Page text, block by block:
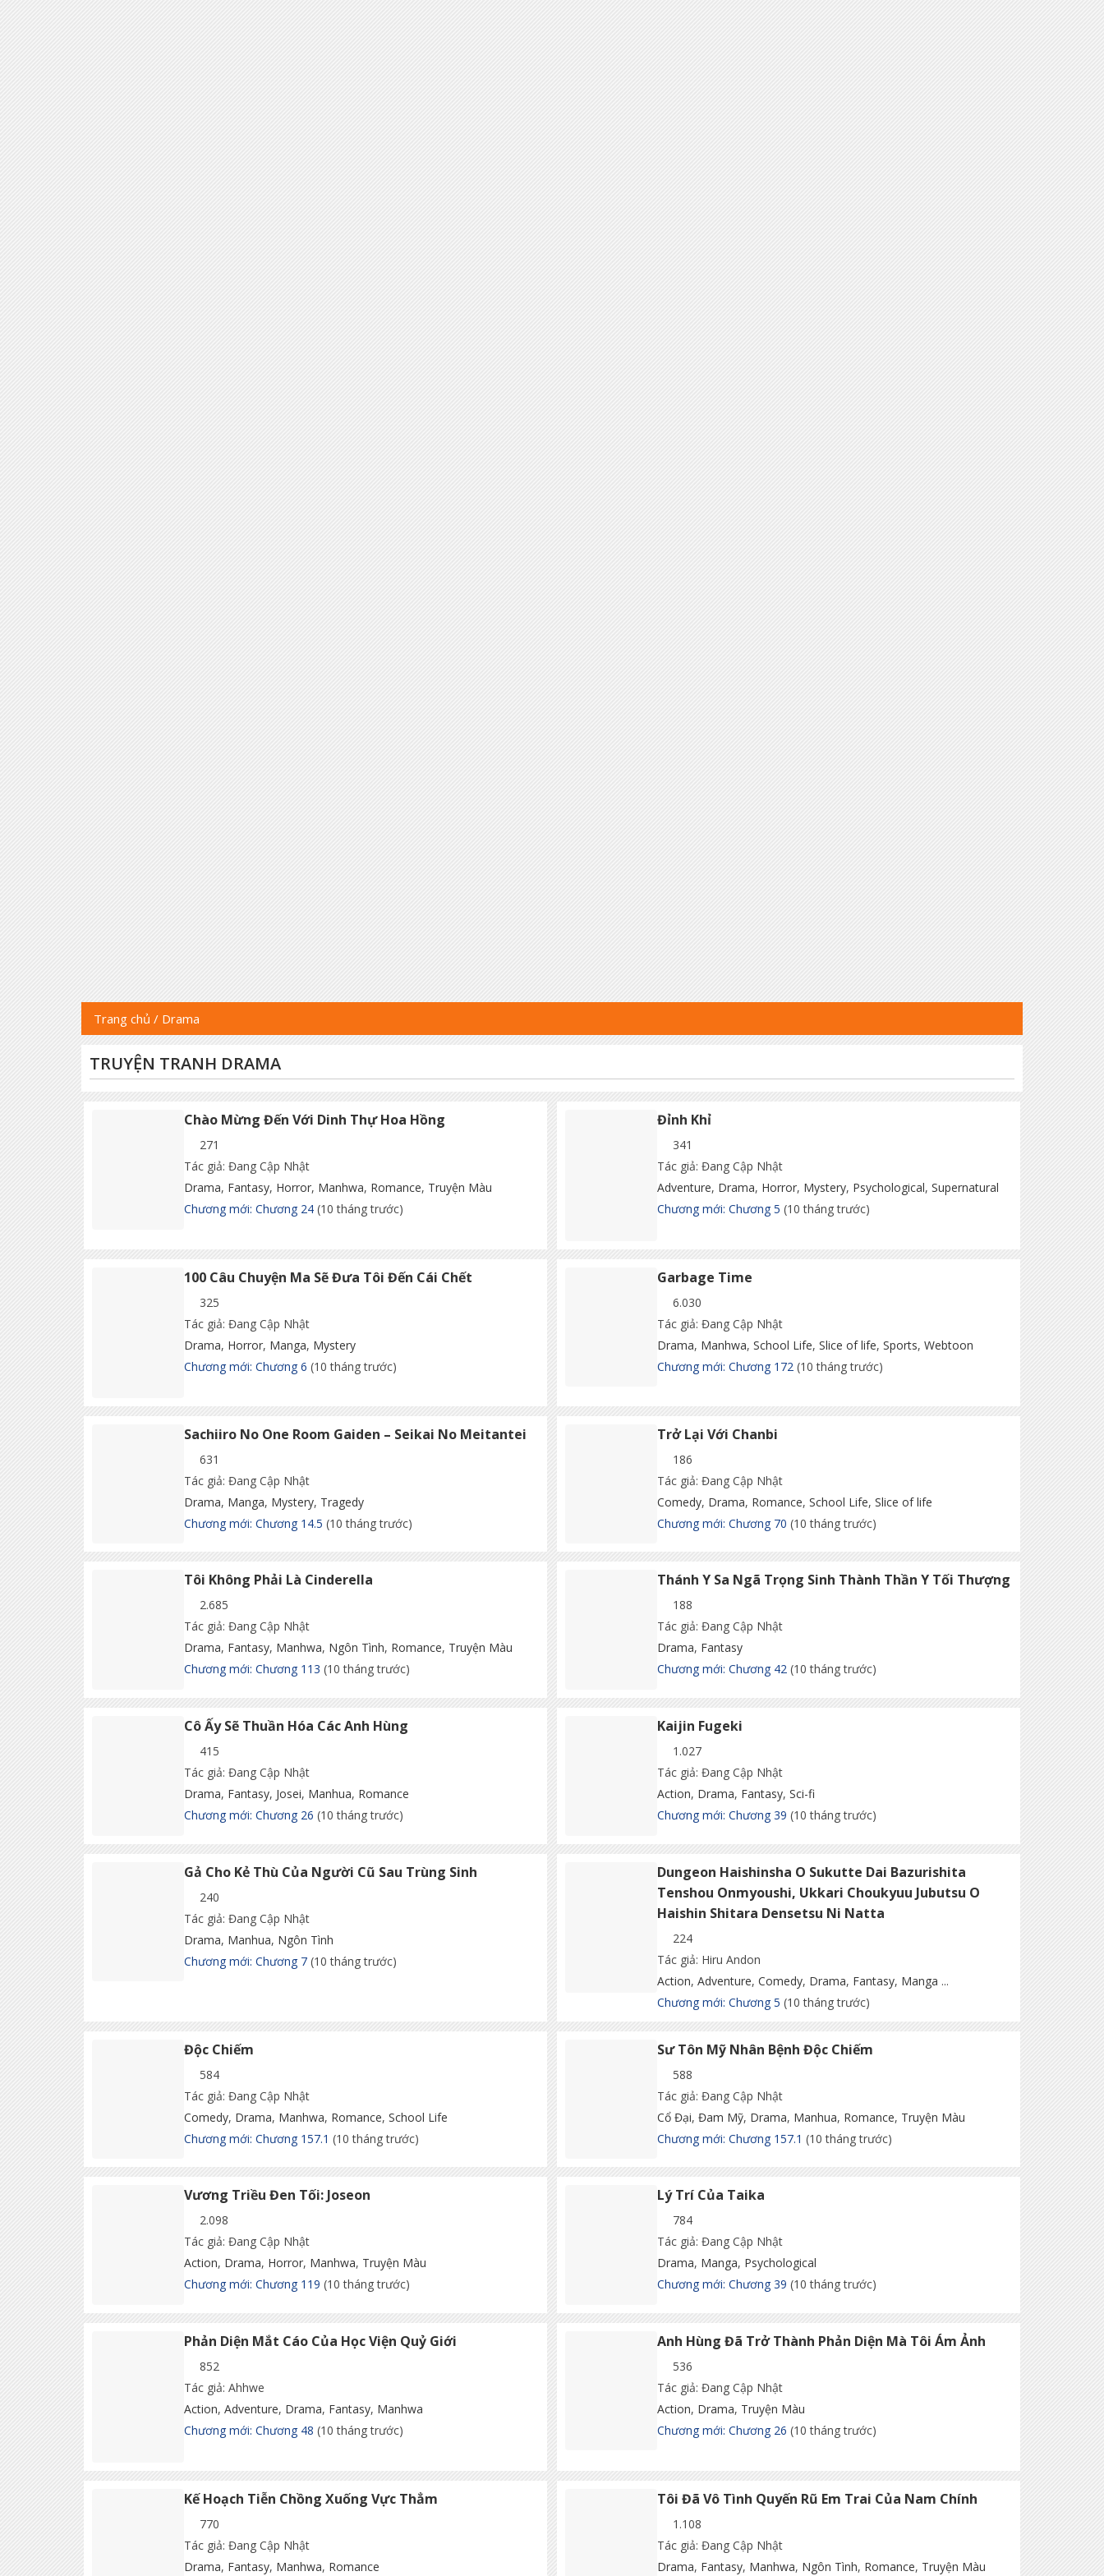
Trang chủ / Drama
TRUYỆN TRANH DRAMA
Chào Mừng Đến Với Dinh Thự Hoa Hồng
271
Tác giả: Đang Cập Nhật
Drama, Fantasy, Horror, Manhwa, Romance, Truyện Màu
Chương mới: Chương 24 (10 tháng trước)
Đỉnh Khỉ
341
Tác giả: Đang Cập Nhật
Adventure, Drama, Horror, Mystery, Psychological, Supernatural
Chương mới: Chương 5 (10 tháng trước)
100 Câu Chuyện Ma Sẽ Đưa Tôi Đến Cái Chết
325
Tác giả: Đang Cập Nhật
Drama, Horror, Manga, Mystery
Chương mới: Chương 6 (10 tháng trước)
Garbage Time
6.030
Tác giả: Đang Cập Nhật
Drama, Manhwa, School Life, Slice of life, Sports, Webtoon
Chương mới: Chương 172 (10 tháng trước)
Sachiiro No One Room Gaiden – Seikai No Meitantei
631
Tác giả: Đang Cập Nhật
Drama, Manga, Mystery, Tragedy
Chương mới: Chương 14.5 (10 tháng trước)
Trở Lại Với Chanbi
186
Tác giả: Đang Cập Nhật
Comedy, Drama, Romance, School Life, Slice of life
Chương mới: Chương 70 (10 tháng trước)
Tôi Không Phải Là Cinderella
2.685
Tác giả: Đang Cập Nhật
Drama, Fantasy, Manhwa, Ngôn Tình, Romance, Truyện Màu
Chương mới: Chương 113 (10 tháng trước)
Thánh Y Sa Ngã Trọng Sinh Thành Thần Y Tối Thượng
188
Tác giả: Đang Cập Nhật
Drama, Fantasy
Chương mới: Chương 42 (10 tháng trước)
Cô Ấy Sẽ Thuần Hóa Các Anh Hùng
415
Tác giả: Đang Cập Nhật
Drama, Fantasy, Josei, Manhua, Romance
Chương mới: Chương 26 (10 tháng trước)
Kaijin Fugeki
1.027
Tác giả: Đang Cập Nhật
Action, Drama, Fantasy, Sci-fi
Chương mới: Chương 39 (10 tháng trước)
Gả Cho Kẻ Thù Của Người Cũ Sau Trùng Sinh
240
Tác giả: Đang Cập Nhật
Drama, Manhua, Ngôn Tình
Chương mới: Chương 7 (10 tháng trước)
Dungeon Haishinsha O Sukutte Dai Bazurishita
Tenshou Onmyoushi, Ukkari Choukyuu Jubutsu O
Haishin Shitara Densetsu Ni Natta
224
Tác giả: Hiru Andon
Action, Adventure, Comedy, Drama, Fantasy, Manga ...
Chương mới: Chương 5 (10 tháng trước)
Độc Chiếm
584
Tác giả: Đang Cập Nhật
Comedy, Drama, Manhwa, Romance, School Life
Chương mới: Chương 157.1 (10 tháng trước)
Sư Tôn Mỹ Nhân Bệnh Độc Chiếm
588
Tác giả: Đang Cập Nhật
Cổ Đại, Đam Mỹ, Drama, Manhua, Romance, Truyện Màu
Chương mới: Chương 157.1 (10 tháng trước)
Vương Triều Đen Tối: Joseon
2.098
Tác giả: Đang Cập Nhật
Action, Drama, Horror, Manhwa, Truyện Màu
Chương mới: Chương 119 (10 tháng trước)
Lý Trí Của Taika
784
Tác giả: Đang Cập Nhật
Drama, Manga, Psychological
Chương mới: Chương 39 (10 tháng trước)
Phản Diện Mắt Cáo Của Học Viện Quỷ Giới
852
Tác giả: Ahhwe
Action, Adventure, Drama, Fantasy, Manhwa
Chương mới: Chương 48 (10 tháng trước)
Anh Hùng Đã Trở Thành Phản Diện Mà Tôi Ám Ảnh
536
Tác giả: Đang Cập Nhật
Action, Drama, Truyện Màu
Chương mới: Chương 26 (10 tháng trước)
Kế Hoạch Tiễn Chồng Xuống Vực Thẳm
770
Tác giả: Đang Cập Nhật
Drama, Fantasy, Manhwa, Romance
Tôi Đã Vô Tình Quyến Rũ Em Trai Của Nam Chính
1.108
Tác giả: Đang Cập Nhật
Drama, Fantasy, Manhwa, Ngôn Tình, Romance, Truyện Màu